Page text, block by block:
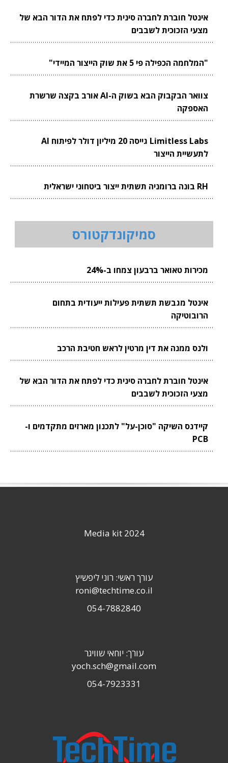
אינטל חוברת לחברה סינית כדי לפתח את הדור הבא של
מצעי הזכוכית לשבבים
"המלחמה הכפילה פי 5 את שוק הייצור המיידי"
צוואר הבקבוק הבא בשוק ה-AI אורב בקצה שרשרת
האספקה
Limitless Labs גייסה 20 מיליון דולר לפיתוח AI
לתעשיית הייצור
RH בונה ברומניה תשתית ייצור ביטחוני ישראלית
סמיקונדקטורס
מכירות טאואר ברבעון צמחו ב-24%
אינטל מגבשת תשתית פעילות ייעודית בתחום
הרובוטיקה
ולנס ממנה את דין מרטין לראש חטיבת הרכב
אינטל חוברת לחברה סינית כדי לפתח את הדור הבא של
מצעי הזכוכית לשבבים
קיידנס השיקה "סוכן-על" לתכנון מארזים מתקדמים ו-
PCB
Media kit 2024
עורך ראשי: רוני ליפשיץ
roni@techtime.co.il
054-7882840
עורך: יוחאי שוויגר
yoch.sch@gmail.com
054-7923331